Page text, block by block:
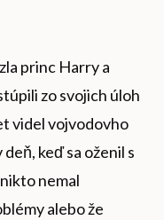
princ Harry a
zo svojich úloh
videl vojvodovho
keď sa oženil s
nemal
alebo že